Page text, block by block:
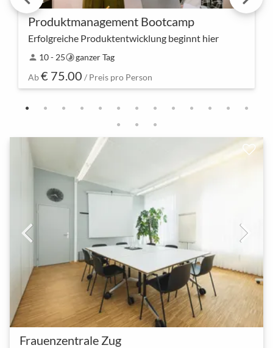
Produktmanagement Bootcamp
Erfolgreiche Produktentwicklung beginnt hier
Tretet ein in die Welt der Produktinnovation –
unser Bootcamp bietet nicht nur Wissen, sondern
auch praktische Werkzeuge, um eure
Produktmanagement-F…
person 10 - 25timelapseganzer Tag
Ab€ 75.00 / Preis pro Person
Frauenzentrale Zug